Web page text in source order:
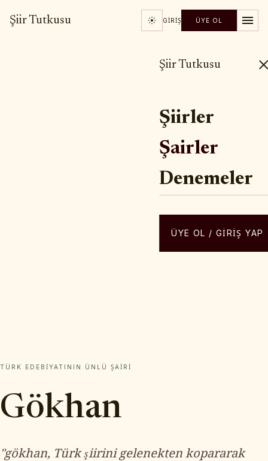
Şiir Tutkusu GIRIŞ ÜYE OL
Şiir Tutkusu
Şiirler
Şairler
Denemeler
ÜYE OL / GIRIŞ YAP
TÜRK EDEBIYATININ ÜNLÜ ŞAIRI
Gökhan
"gökhan, Türk şiirini gelenekten kopararak